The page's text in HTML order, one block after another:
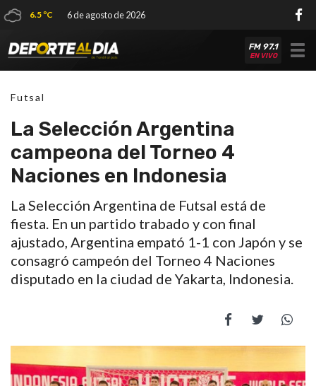
6.5 ºC 6 de agosto de 2026
FM 97.1
EN VIVO
Futsal
La Selección Argentina
campeona del Torneo 4
Naciones en Indonesia
La Selección Argentina de Futsal está de
fiesta. En un partido trabado y con final
ajustado, Argentina empató 1-1 con Japón y se
consagró campeón del Torneo 4 Naciones
disputado en la ciudad de Yakarta, Indonesia.